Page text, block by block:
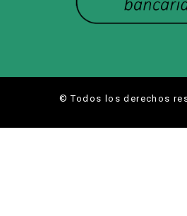
© Todos los derechos